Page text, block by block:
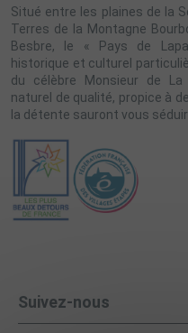
Situé entre les plaines de la
Terres de la Montagne
Besbre, le « Pays de
historique et culturel
du célèbre Monsieur de La
naturel de qualité, propice à
la détente sauront vous
Suivez-nous